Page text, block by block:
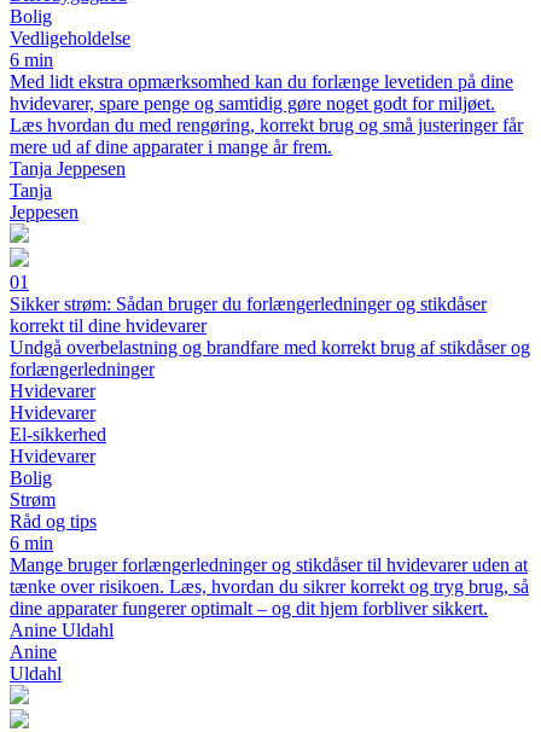
Bolig
Vedligeholdelse
6 min
Med lidt ekstra opmærksomhed kan du forlænge levetiden på dine
hvidevarer, spare penge og samtidig gøre noget godt for miljøet.
Læs hvordan du med rengøring, korrekt brug og små justeringer får
mere ud af dine apparater i mange år frem.
Tanja Jeppesen
Tanja
Jeppesen
01
Sikker strøm: Sådan bruger du forlængerledninger og stikdåser
korrekt til dine hvidevarer
Undgå overbelastning og brandfare med korrekt brug af stikdåser og
forlængerledninger
Hvidevarer
Hvidevarer
El-sikkerhed
Hvidevarer
Bolig
Strøm
Råd og tips
6 min
Mange bruger forlængerledninger og stikdåser til hvidevarer uden at
tænke over risikoen. Læs, hvordan du sikrer korrekt og tryg brug, så
dine apparater fungerer optimalt – og dit hjem forbliver sikkert.
Anine Uldahl
Anine
Uldahl